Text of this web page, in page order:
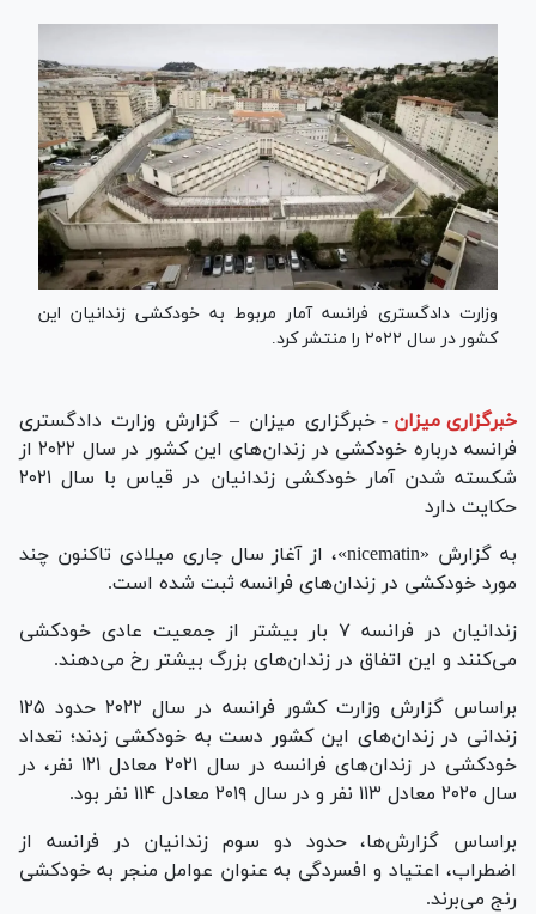
وزارت دادگستری فرانسه آمار مربوط به خودکشی زندانیان این
کشور در سال ۲۰۲۲ را منتشر کرد.
خبرگزاری میزان - خبرگزاری میزان – گزارش وزارت دادگستری
فرانسه درباره خودکشی در زندان‌های این کشور در سال ۲۰۲۲ از
شکسته شدن آمار خودکشی زندانیان در قیاس با سال ۲۰۲۱
حکایت دارد
به گزارش «nicematin»، از آغاز سال جاری میلادی تاکنون چند
مورد خودکشی در زندان‌های فرانسه ثبت شده است.
زندانیان در فرانسه ۷ بار بیشتر از جمعیت عادی خودکشی
می‌کنند و این اتفاق در زندان‌های بزرگ بیشتر رخ می‌دهند.
براساس گزارش وزارت کشور فرانسه در سال ۲۰۲۲ حدود ۱۲۵
زندانی در زندان‌های این کشور دست به خودکشی زدند؛ تعداد
خودکشی در زندان‌های فرانسه در سال ۲۰۲۱ معادل ۱۲۱ نفر، در
سال ۲۰۲۰ معادل ۱۱۳ نفر و در سال ۲۰۱۹ معادل ۱۱۴ نفر بود.
براساس گزارش‌ها، حدود دو سوم زندانیان در فرانسه از
اضطراب، اعتیاد و افسردگی به عنوان عوامل منجر به خودکشی
رنج می‌برند.